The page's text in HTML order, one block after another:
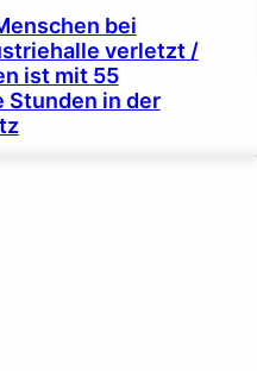
bei
verletzt /
ist mit 55
Stunden in der